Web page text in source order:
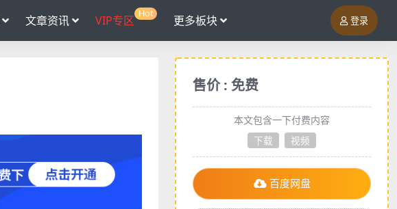
文章资讯 VIP专区 Hot 更多板块 登录
售价 : 免费
本文包含一下付费内容
下载
视频
百度网盘